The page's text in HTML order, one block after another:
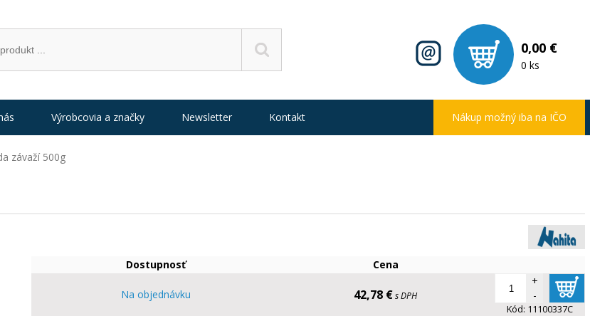
0,00 €
0 ks
závaží 500g
Dostupnosť Cena
Na objednávku 42,78 €s DPH
+
-
Kód: 11100337C
Výrobcovia a značky Newsletter Kontakt Nákup možný iba na IČO